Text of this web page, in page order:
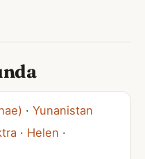
· Yunanistan
· Helen ·